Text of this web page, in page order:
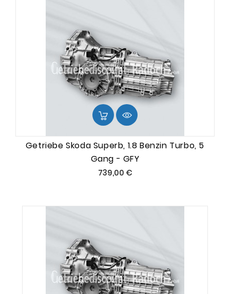
Getriebe Skoda Superb, 1.8 Benzin Turbo, 5
Gang - GFY
739,00 €Preis